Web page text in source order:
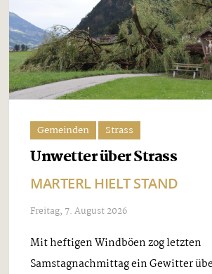
Gemeinden Strass
Unwetter über Strass
MARTERL HIELT STAND
Freitag, 7. August 2026
Mit heftigen Windböen zog letzten
Samstagnachmittag ein Gewitter